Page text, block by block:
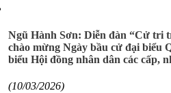
Ngũ Hành Sơn: Diễn đàn “Cử tri
chào mừng Ngày bầu cử đại biểu
biểu Hội đồng nhân dân các cấp,
(10/03/2026)